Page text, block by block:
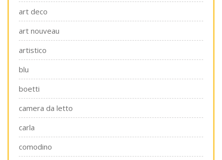
art deco
art nouveau
artistico
blu
boetti
camera da letto
carla
comodino